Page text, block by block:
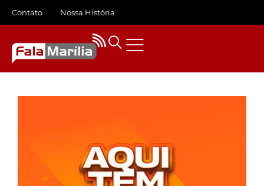
Contato Nossa História